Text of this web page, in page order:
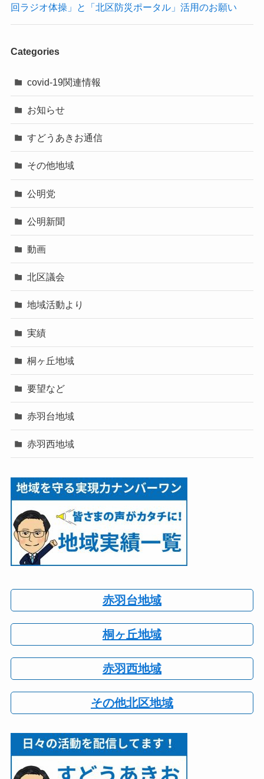
回ラジオ体操」と「北区防災ポータル」活用のお願い
Categories
covid-19関連情報
お知らせ
すどうあきお通信
その他地域
公明党
公明新聞
動画
北区議会
地域活動より
実績
桐ヶ丘地域
要望など
赤羽台地域
赤羽西地域
赤羽台地域
桐ヶ丘地域
赤羽西地域
その他北区地域